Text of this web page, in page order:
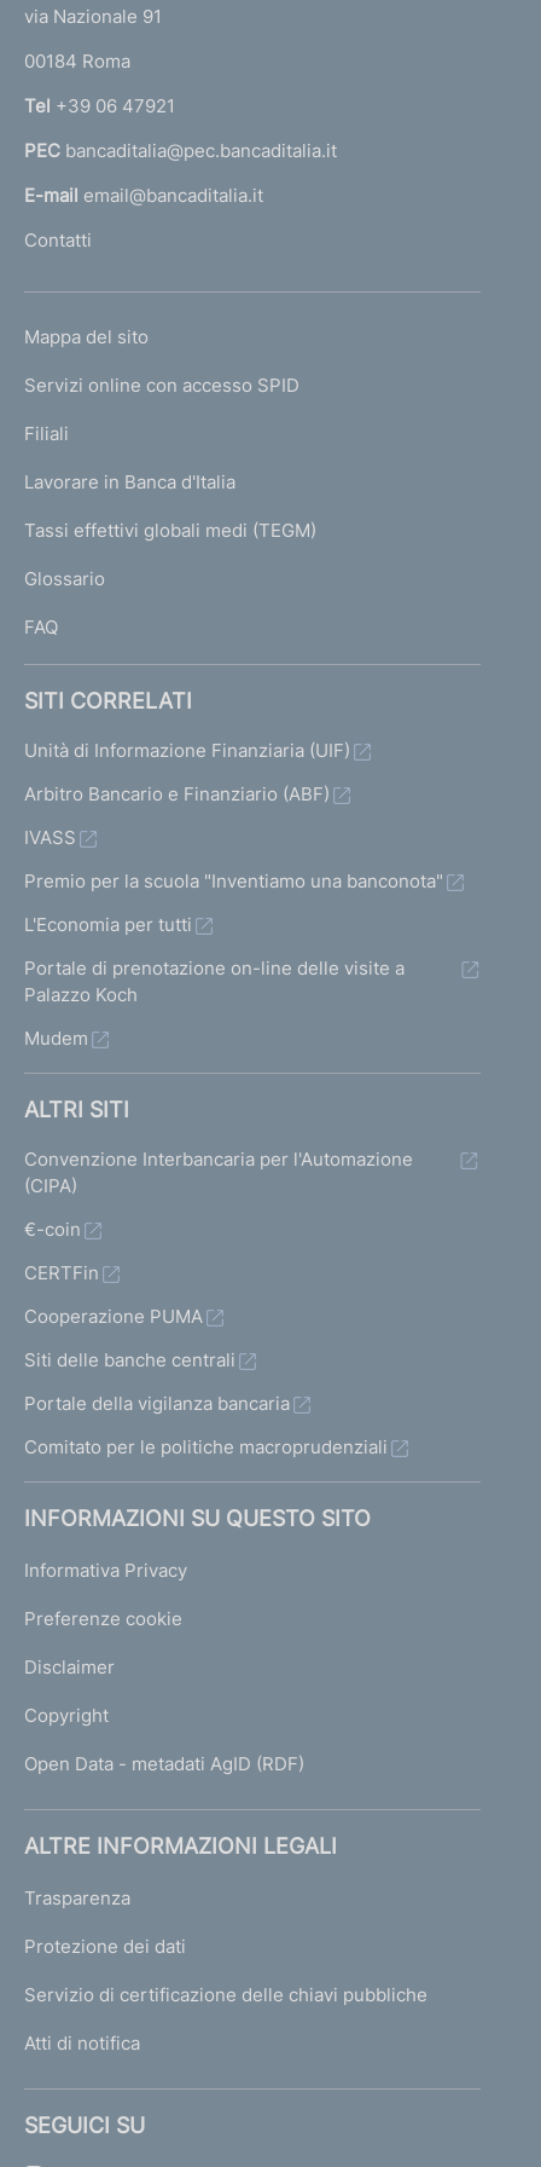
r
n
a
l
'
m
e
a
g
via Nazionale 91
00184 Roma
Tel +39 06 47921
PEC bancaditalia@pec.bancaditalia.it
E-mail email@bancaditalia.it
Contatti
L
N
K
T
I
I
Mappa del sito
Servizi online con accesso SPID
Filiali
Lavorare in Banca d'Italia
Tassi effettivi globali medi (TEGM)
Glossario
FAQ
SITI CORRELATI
Unità di Informazione Finanziaria (UIF)
Arbitro Bancario e Finanziario (ABF)
IVASS
Premio per la scuola "Inventiamo una banconota"
L'Economia per tutti
Portale di prenotazione on-line delle visite a
Palazzo Koch
Mudem
ALTRI SITI
Convenzione Interbancaria per l'Automazione
(CIPA)
€-coin
CERTFin
Cooperazione PUMA
Siti delle banche centrali
Portale della vigilanza bancaria
Comitato per le politiche macroprudenziali
INFORMAZIONI SU QUESTO SITO
Informativa Privacy
Preferenze cookie
Disclaimer
Copyright
Open Data - metadati AgID (RDF)
ALTRE INFORMAZIONI LEGALI
Trasparenza
Protezione dei dati
Servizio di certificazione delle chiavi pubbliche
Atti di notifica
SEGUICI SU